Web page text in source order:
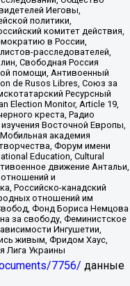
Иеговы,
политики,
комитет действия,
в России,
расследователей,
Свободная Россия
помощи, Антивоенный
de Rusos Libres, Союз за
Ресурсный
Election Monitor, Article 19,
креста, Радио
Восточной Европы,
академия
Форум имени
Education, Cultural
движение Антальи,
и
Российско-канадский
отношений им
Фонд Бориса Немцова
за свободу, Феминистское
Ингушетии,
живым, Фридом Хаус,
Лига Украины
7756/ данные